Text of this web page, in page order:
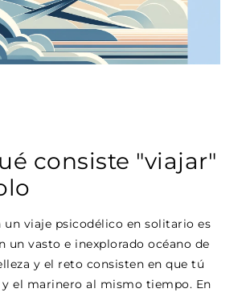
consiste "viajar"
un viaje psicodélico en solitario es
un vasto e inexplorado océano de
y el reto consisten en que tú
el marinero al mismo tiempo. En